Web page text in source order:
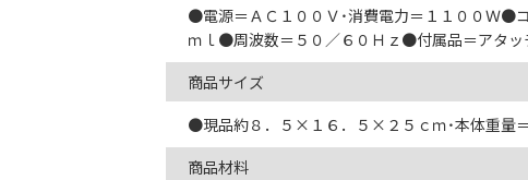
●電源＝ＡＣ１００Ｖ・消費電力＝１１００Ｗ●
ｍｌ●周波数＝５０／６０Ｈｚ●付属品＝アタッ
商品サイズ
●現品約８．５×１６．５×２５ｃｍ・本体重量
商品材料